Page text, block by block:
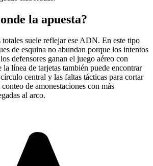
la apuesta?
suele reflejar ese ADN. En este tipo
de esquina no abundan porque los intentos
defensores ganan el juego aéreo con
línea de tarjetas también puede encontrar
central y las faltas tácticas para cortar
de amonestaciones con más
al arco.